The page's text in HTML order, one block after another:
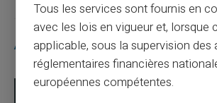
Articles similaires
Tous les services sont fournis en
avec les lois en vigueur et, lorsque
applicable, sous la supervision des
réglementaires financières
européennes compétentes.